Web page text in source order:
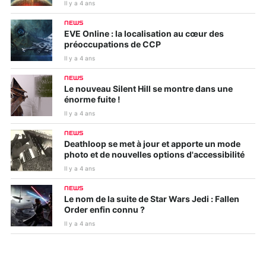
Il y a 4 ans
NEWS
EVE Online : la localisation au cœur des
préoccupations de CCP
Il y a 4 ans
NEWS
Le nouveau Silent Hill se montre dans une
énorme fuite !
Il y a 4 ans
NEWS
Deathloop se met à jour et apporte un mode
photo et de nouvelles options d'accessibilité
Il y a 4 ans
NEWS
Le nom de la suite de Star Wars Jedi : Fallen
Order enfin connu ?
Il y a 4 ans